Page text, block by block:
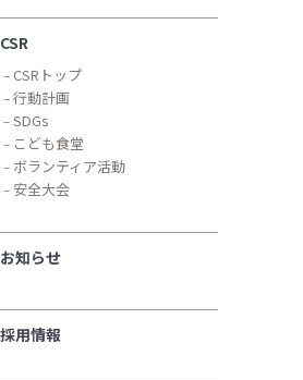
CSR
CSRトップ
行動計画
SDGs
こども食堂
ボランティア活動
安全大会
お知らせ
採用情報